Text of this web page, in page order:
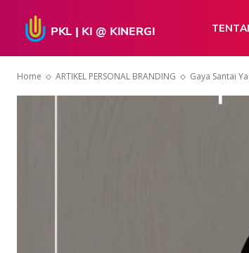
Home ARTIKEL PERSONAL BRANDING Gaya Santai